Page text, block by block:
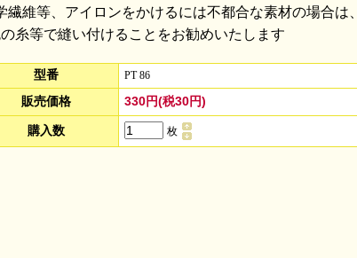
繊維等、アイロンをかけるには不都合な素材の場合は、
糸等で縫い付けることをお勧めいたします
型番 PT 86
販売価格 330円(税30円)
購入数
枚